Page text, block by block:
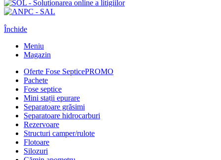
Închide
Meniu
Magazin
Oferte Fose SepticePROMO
Pachete
Fose septice
Mini stații epurare
Separatoare grăsimi
Separatoare hidrocarburi
Rezervoare
Structuri camper/rulote
Flotoare
Silozuri